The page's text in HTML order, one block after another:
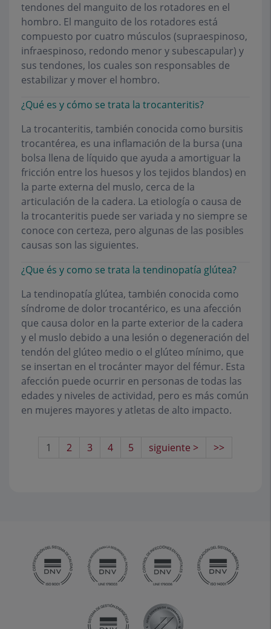
tendones del manguito de los rotadores en el
hombro. El manguito de los rotadores está
compuesto por cuatro músculos (supraespinoso,
infraespinoso, redondo menor y subescapular) y
sus tendones, los cuales son responsables de
estabilizar y mover el hombro.
¿Qué es y cómo se trata la trocanteritis?
La trocanteritis, también conocida como bursitis
trocantérea, es una inflamación de la bursa (una
bolsa llena de líquido que ayuda a amortiguar la
fricción entre los huesos y los tejidos blandos) en
la parte externa del muslo, cerca de la
articulación de la cadera. La etiología o causa de
la trocanteritis puede ser variada y no siempre se
conoce con certeza, pero algunas de las posibles
causas son las siguientes.
¿Que és y como se trata la tendinopatía glútea?
La tendinopatía glútea, también conocida como
síndrome de dolor trocantérico, es una afección
que causa dolor en la parte exterior de la cadera
y el muslo debido a una lesión o degeneración del
tendón del glúteo medio o el glúteo mínimo, que
se insertan en el trocánter mayor del fémur. Esta
afección puede ocurrir en personas de todas las
edades y niveles de actividad, pero es más común
en mujeres mayores y atletas de alto impacto.
1 2 3 4 5 siguiente > >>